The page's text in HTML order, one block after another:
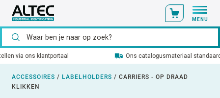
MENU
Ons catalogusmateriaal standaard uit voorraad leverbaar
ACCESSOIRES / LABELHOLDERS / CARRIERS - OP DRAAD
KLIKKEN